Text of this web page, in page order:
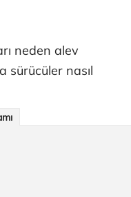
neden alev
sürücüler nasıl